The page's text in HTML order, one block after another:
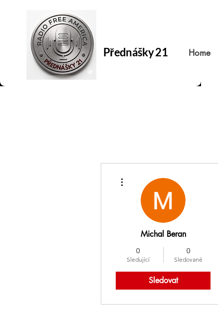
Přednášky 21 Home
Michal Beran
0
Sledující
0
Sledované
Sledovat